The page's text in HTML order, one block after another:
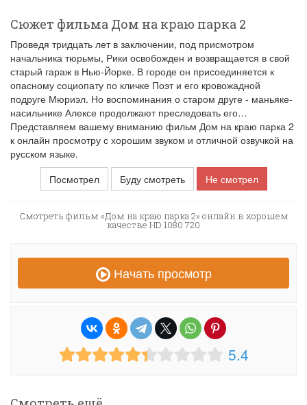
Сюжет фильма Дом на краю парка 2
Проведя тридцать лет в заключении, под присмотром
начальника тюрьмы, Рики освобожден и возвращается в свой
старый гараж в Нью-Йорке. В городе он присоединяется к
опасному социопату по кличке Поэт и его кровожадной
подруге Мюриэл. Но воспоминания о старом друге - маньяке-
насильнике Алексе продолжают преследовать его…
Представляем вашему вниманию фильм Дом на краю парка 2
к онлайн просмотру с хорошим звуком и отличной озвучкой на
русском языке.
Посмотрел
Буду смотреть Не смотрел
Смотреть фильм «Дом на краю парка 2» онлайн в хорошем
качестве HD 1080 720
Начать просмотр
5.4